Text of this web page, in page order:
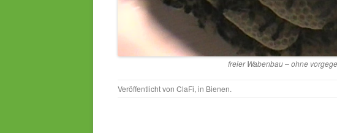
freier Wabenbau – ohne
Veröffentlicht von ClaFi, in Bienen.